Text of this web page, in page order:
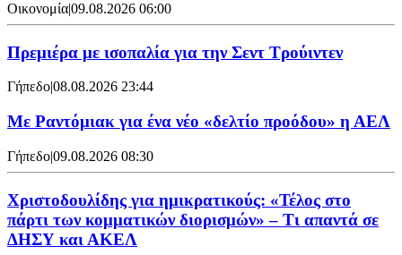
Οικονομία|09.08.2026 06:00
Πρεμιέρα με ισοπαλία για την Σεντ Τρούιντεν
Γήπεδο|08.08.2026 23:44
Με Ραντόμιακ για ένα νέο «δελτίο προόδου» η ΑΕΛ
Γήπεδο|09.08.2026 08:30
Χριστοδουλίδης για ημικρατικούς: «Τέλος στο
πάρτι των κομματικών διορισμών» – Τι απαντά σε
ΔΗΣΥ και ΑΚΕΛ